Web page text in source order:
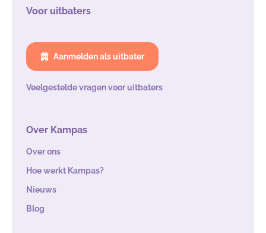
Voor uitbaters
Aanmelden als uitbater
Veelgestelde vragen voor uitbaters
Over Kampas
Over ons
Hoe werkt Kampas?
Nieuws
Blog